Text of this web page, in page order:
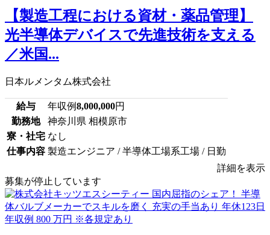
【製造工程における資材・薬品管理】
光半導体デバイスで先進技術を支える
／米国...
日本ルメンタム株式会社
給与 年収例8,000,000円
勤務地
神奈川県 相模原市
寮・社宅 なし
仕事内容 製造エンジニア / 半導体工場系工場 / 日勤
詳細を表示
募集が停止しています